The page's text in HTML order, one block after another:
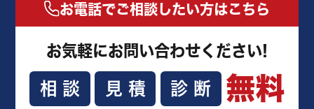
お電話でご相談したい方はこちら
お気軽にお問い合わせください!
相談 見積 診断 無料